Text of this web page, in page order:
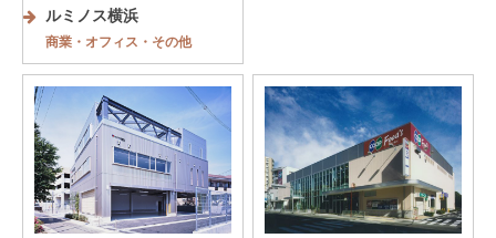
ルミノス横浜
商業・オフィス・その他